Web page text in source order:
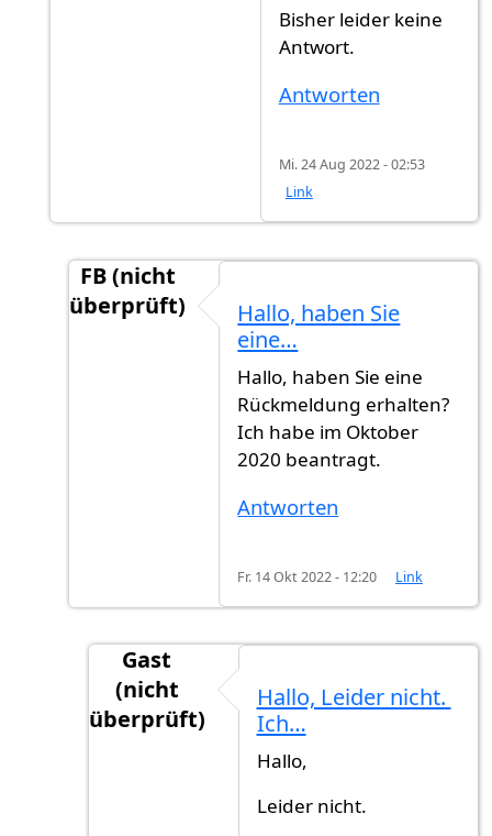
Bisher leider keine
Antwort.
Antworten
Mi. 24 Aug 2022 - 02:53
Link
FB (nicht
überprüft)
Bisher leider keine Antwort.
Hallo, haben Sie
eine…
Hallo, haben Sie eine
Rückmeldung erhalten?
Ich habe im Oktober
2020 beantragt.
Antworten
Fr. 14 Okt 2022 - 12:20 Link
Gast
(nicht
überprüft)
Hallo, haben Sie eine…
Hallo, Leider nicht.
Ich…
Hallo,
Leider nicht.